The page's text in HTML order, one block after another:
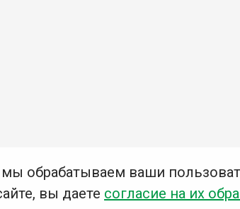
обрабатываем ваши
вы даете согласие на их